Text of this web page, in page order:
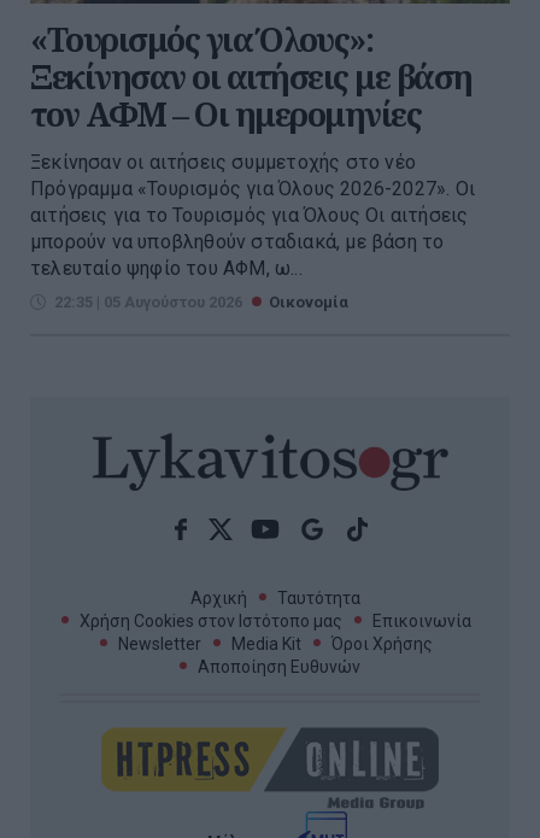
«Τουρισμός για Όλους»:
Ξεκίνησαν οι αιτήσεις με βάση
τον ΑΦΜ – Οι ημερομηνίες
Ξεκίνησαν οι αιτήσεις συμμετοχής στο νέο
Πρόγραμμα «Τουρισμός για Όλους 2026-2027». Οι
αιτήσεις για το Τουρισμός για Όλους Οι αιτήσεις
μπορούν να υποβληθούν σταδιακά, με βάση το
τελευταίο ψηφίο του ΑΦΜ, ω...
22:35 | 05 Αυγούστου 2026 Οικονομία
Αρχική
Ταυτότητα
Χρήση Cookies στον Ιστότοπο μας
Επικοινωνία
Newsletter
Media Kit
Όροι Χρήσης
Αποποίηση Ευθυνών